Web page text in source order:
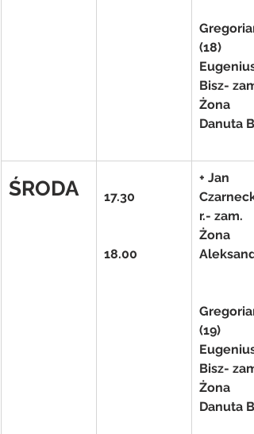
(18)
Bisz-
Żona
Danuta
ŚRODA 17.30
18.00
+ Jan
r.- zam.
Żona
(19)
Bisz-
Żona
Danuta